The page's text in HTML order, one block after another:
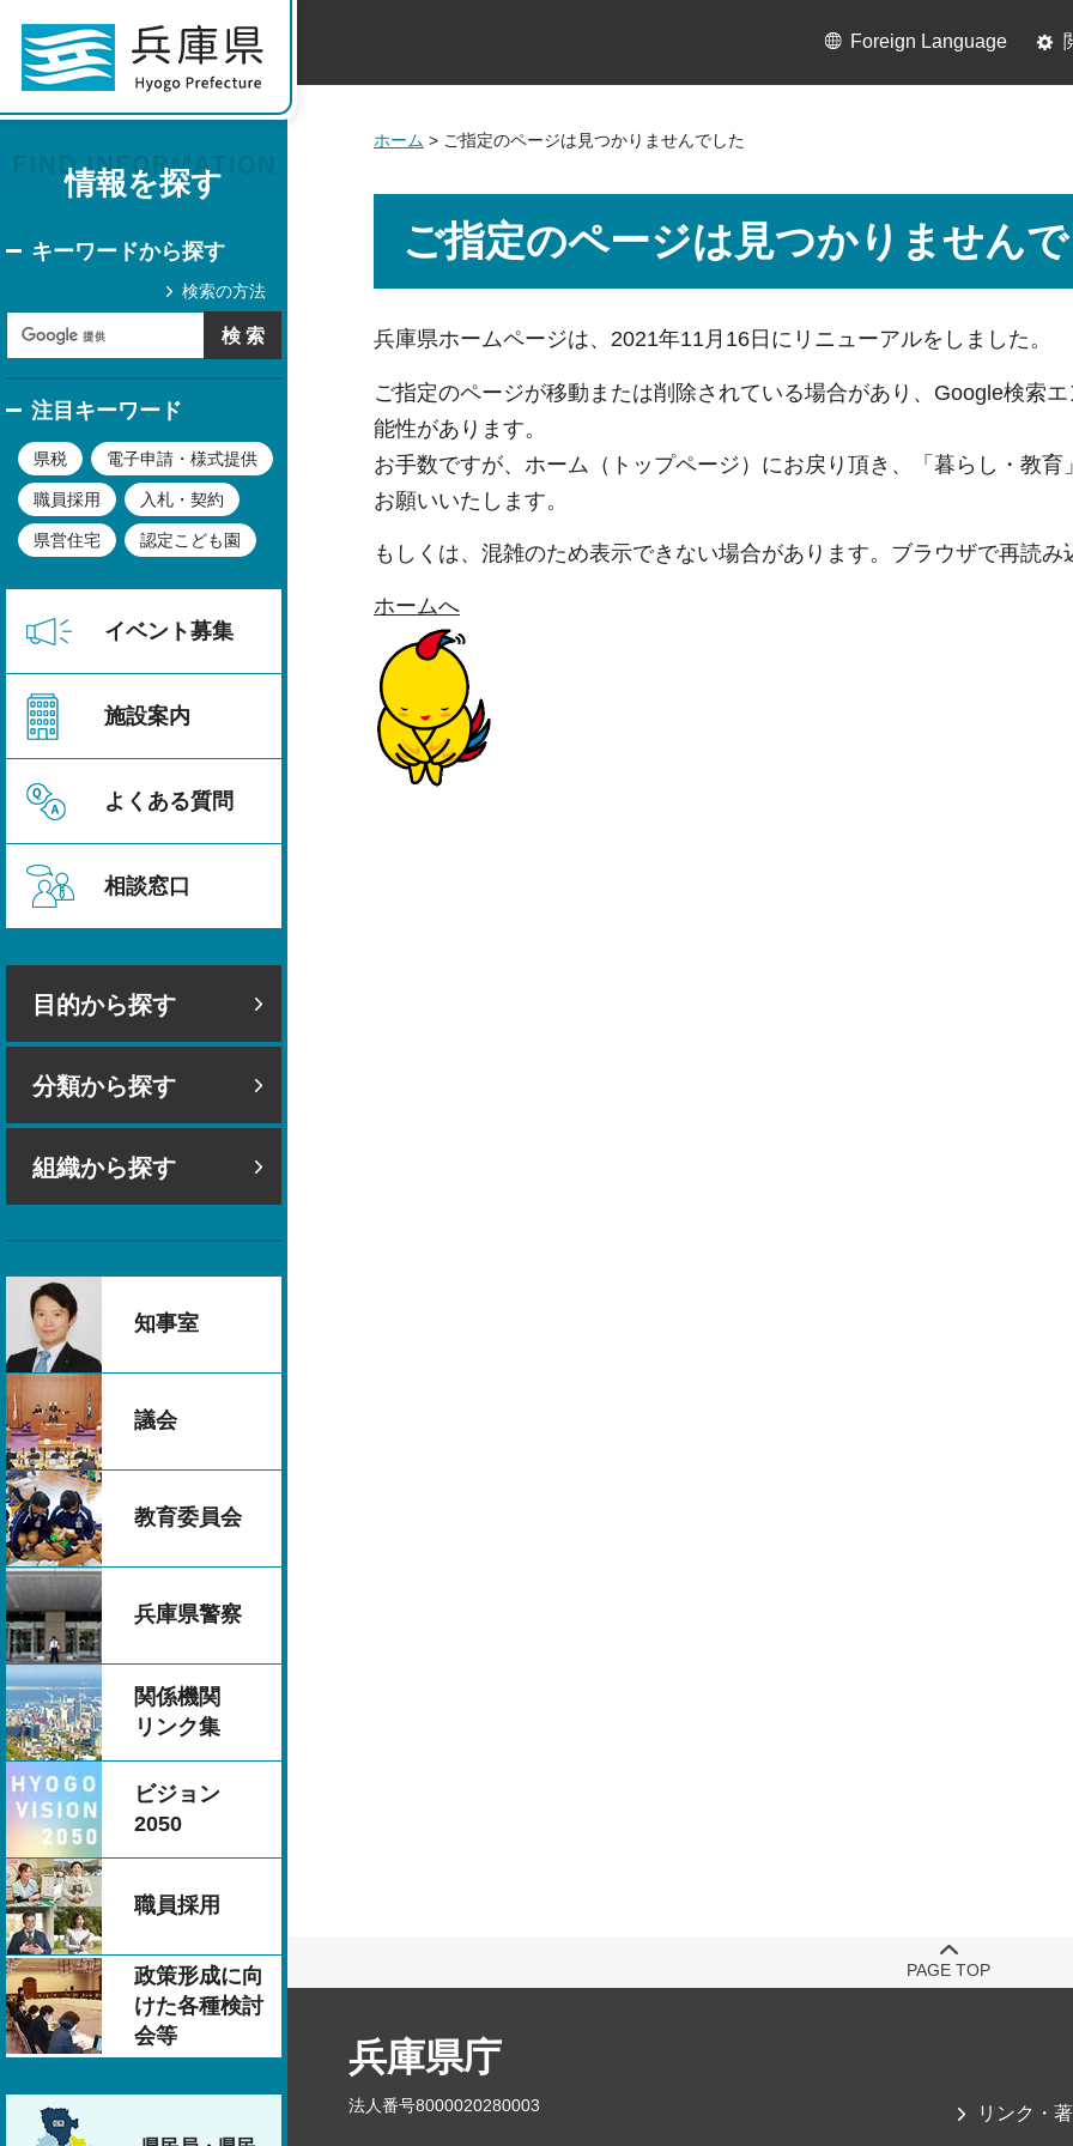
情報を探す
キーワードから探す
検索の方法
注目キーワード
県税 電子申請・様式提供
職員採用 入札・契約
県営住宅 認定こども園
イベント募集
施設案内
よくある質問
相談窓口
目的から探す
分類から探す
組織から探す
知事室
議会
教育委員会
兵庫県警察
関係機関
リンク集
ビジョン
2050
職員採用
政策形成に向
けた各種検討
会等
Foreign Language
ホーム > ご指定のページは見つかりませんでした
ご指定のページは見つかりません
兵庫県ホームページは、2021年11月16日にリニューアルをしました。
ご指定のページが移動または削除されている場合があり、 Google検索
能性があります。
お手数ですが、ホーム（トップページ）にお戻り頂き、「暮らし・教
お願いいたします。
もしくは、混雑のため表示できない場合があります。ブラウザで再読み
ホームへ
PAGE TOP
兵庫県庁
法人番号8000020280003 リンク・